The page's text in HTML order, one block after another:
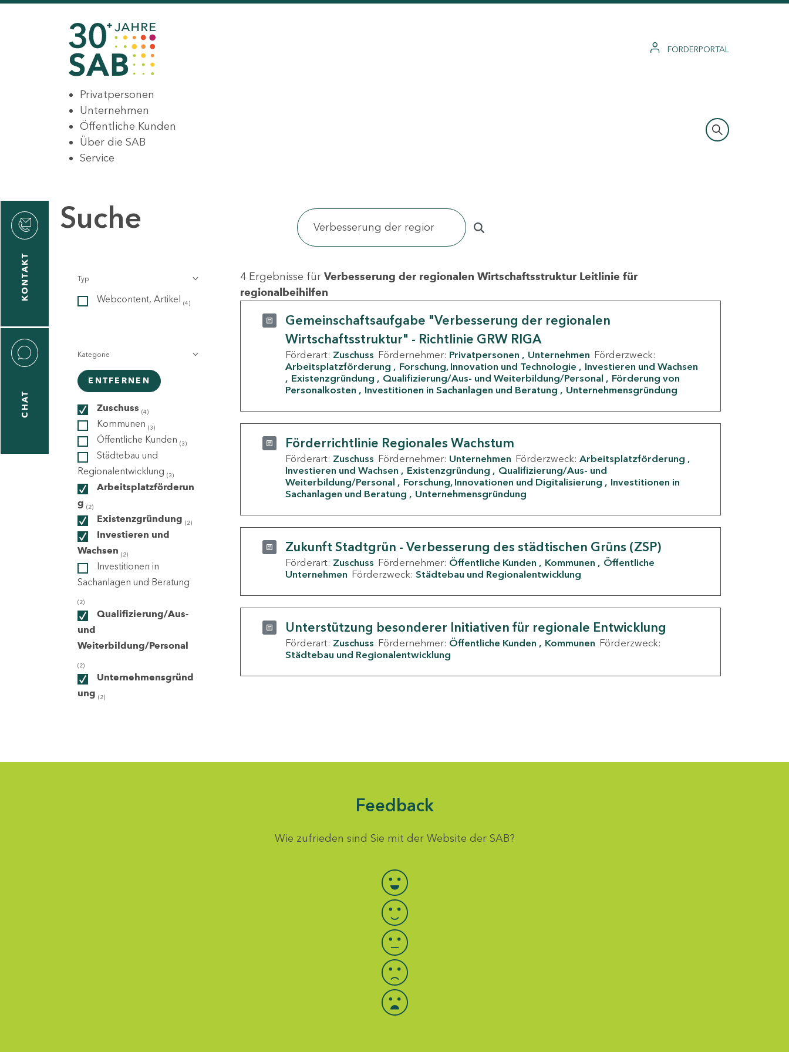
FÖRDERPORTAL
Privatpersonen
Unternehmen
Öffentliche Kunden
Über die SAB
Service
KONTAKT
CHAT
Suche
Typ
Webcontent, Artikel (4)
Kategorie
ENTFERNEN
Zuschuss (4)
Kommunen (3)
Öffentliche Kunden (3)
Städtebau und
Regionalentwicklung (3)
Arbeitsplatzförderun
g (2)
Existenzgründung (2)
Investieren und
Wachsen (2)
Investitionen in
Sachanlagen und Beratung
(2)
Qualifizierung/Aus-
und
Weiterbildung/Personal
(2)
Unternehmensgründ
ung (2)
4 Ergebnisse für Verbesserung der regionalen Wirtschaftsstruktur Leitlinie für
regionalbeihilfen
Gemeinschaftsaufgabe "Verbesserung der regionalen
Wirtschaftsstruktur" - Richtlinie GRW RIGA
Förderart: Zuschuss Fördernehmer: Privatpersonen Unternehmen Förderzweck:
Arbeitsplatzförderung
Forschung, Innovation und Technologie
Investieren und Wachsen
Existenzgründung
Qualifizierung/Aus- und Weiterbildung/Personal
Förderung von
Personalkosten
Investitionen in Sachanlagen und Beratung Unternehmensgründung
Förderrichtlinie Regionales Wachstum
Förderart: Zuschuss Fördernehmer: Unternehmen Förderzweck: Arbeitsplatzförderung
Investieren und Wachsen
Existenzgründung
Qualifizierung/Aus- und
Weiterbildung/Personal
Forschung, Innovationen und Digitalisierung
Investitionen in
Sachanlagen und Beratung
Unternehmensgründung
Zukunft Stadtgrün - Verbesserung des städtischen Grüns (ZSP)
Förderart: Zuschuss Fördernehmer: Öffentliche Kunden Kommunen
Öffentliche
Unternehmen Förderzweck: Städtebau und Regionalentwicklung
Unterstützung besonderer Initiativen für regionale Entwicklung
Förderart: Zuschuss Fördernehmer: Öffentliche Kunden Kommunen Förderzweck:
Städtebau und Regionalentwicklung
Feedback
Wie zufrieden sind Sie mit der Website der SAB?
Bewertung auswählen